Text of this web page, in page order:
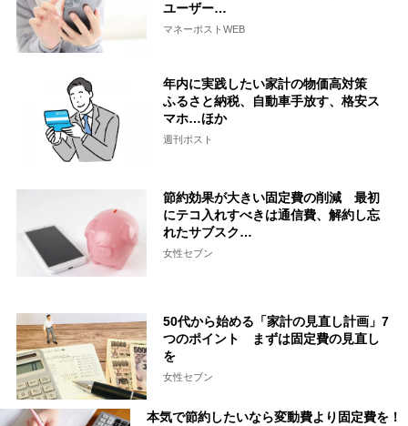
ユーザー…
マネーポストWEB
年内に実践したい家計の物価高対策
ふるさと納税、自動車手放す、格安ス
マホ…ほか
週刊ポスト
節約効果が大きい固定費の削減 最初
にテコ入れすべきは通信費、解約し忘
れたサブスク…
女性セブン
50代から始める「家計の見直し計画」7
つのポイント まずは固定費の見直し
を
女性セブン
本気で節約したいなら変動費より固定費を！